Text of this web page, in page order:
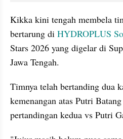
Kikka kini tengah membela
bertarung di HYDROPLUS
Stars 2026 yang digelar di
Jawa Tengah.
Timnya telah bertanding dua
kemenangan atas Putri
pertandingan kedua vs Putri